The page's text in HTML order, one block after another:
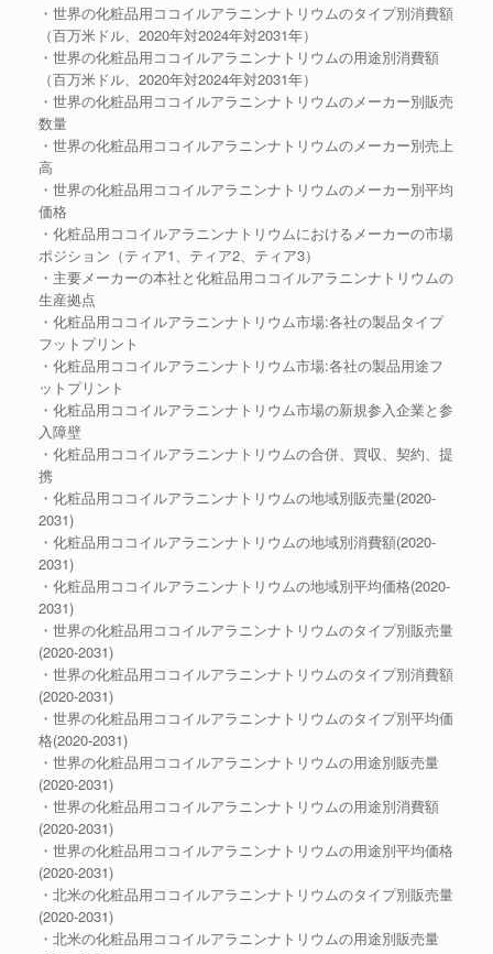
・世界の化粧品用ココイルアラニンナトリウムのタイプ別消費額
（百万米ドル、2020年対2024年対2031年）
・世界の化粧品用ココイルアラニンナトリウムの用途別消費額
（百万米ドル、2020年対2024年対2031年）
・世界の化粧品用ココイルアラニンナトリウムのメーカー別販売
数量
・世界の化粧品用ココイルアラニンナトリウムのメーカー別売上
高
・世界の化粧品用ココイルアラニンナトリウムのメーカー別平均
価格
・化粧品用ココイルアラニンナトリウムにおけるメーカーの市場
ポジション（ティア1、ティア2、ティア3）
・主要メーカーの本社と化粧品用ココイルアラニンナトリウムの
生産拠点
・化粧品用ココイルアラニンナトリウム市場:各社の製品タイプ
フットプリント
・化粧品用ココイルアラニンナトリウム市場:各社の製品用途フ
ットプリント
・化粧品用ココイルアラニンナトリウム市場の新規参入企業と参
入障壁
・化粧品用ココイルアラニンナトリウムの合併、買収、契約、提
携
・化粧品用ココイルアラニンナトリウムの地域別販売量(2020-
2031)
・化粧品用ココイルアラニンナトリウムの地域別消費額(2020-
2031)
・化粧品用ココイルアラニンナトリウムの地域別平均価格(2020-
2031)
・世界の化粧品用ココイルアラニンナトリウムのタイプ別販売量
(2020-2031)
・世界の化粧品用ココイルアラニンナトリウムのタイプ別消費額
(2020-2031)
・世界の化粧品用ココイルアラニンナトリウムのタイプ別平均価
格(2020-2031)
・世界の化粧品用ココイルアラニンナトリウムの用途別販売量
(2020-2031)
・世界の化粧品用ココイルアラニンナトリウムの用途別消費額
(2020-2031)
・世界の化粧品用ココイルアラニンナトリウムの用途別平均価格
(2020-2031)
・北米の化粧品用ココイルアラニンナトリウムのタイプ別販売量
(2020-2031)
・北米の化粧品用ココイルアラニンナトリウムの用途別販売量